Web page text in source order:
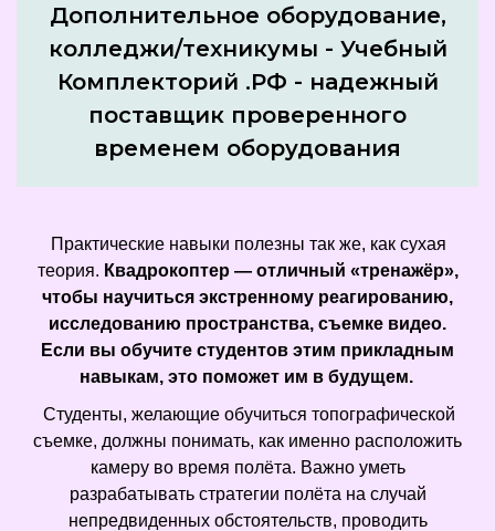
Дополнительное оборудование,
колледжи/техникумы - Учебный
Комплекторий .РФ - надежный
поставщик проверенного
временем оборудования
Практические навыки полезны так же, как сухая
теория. Квадрокоптер — отличный «тренажёр»,
чтобы научиться экстренному реагированию,
исследованию пространства, съемке видео.
Если вы обучите студентов этим прикладным
навыкам, это поможет им в будущем.
Студенты, желающие обучиться топографической
съемке, должны понимать, как именно расположить
камеру во время полёта. Важно уметь
разрабатывать стратегии полёта на случай
непредвиденных обстоятельств, проводить